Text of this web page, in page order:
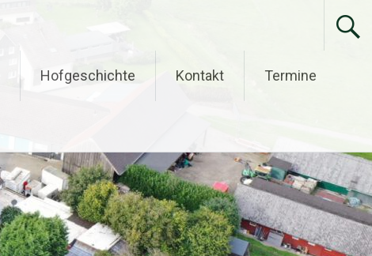
Hofgeschichte Kontakt Termine